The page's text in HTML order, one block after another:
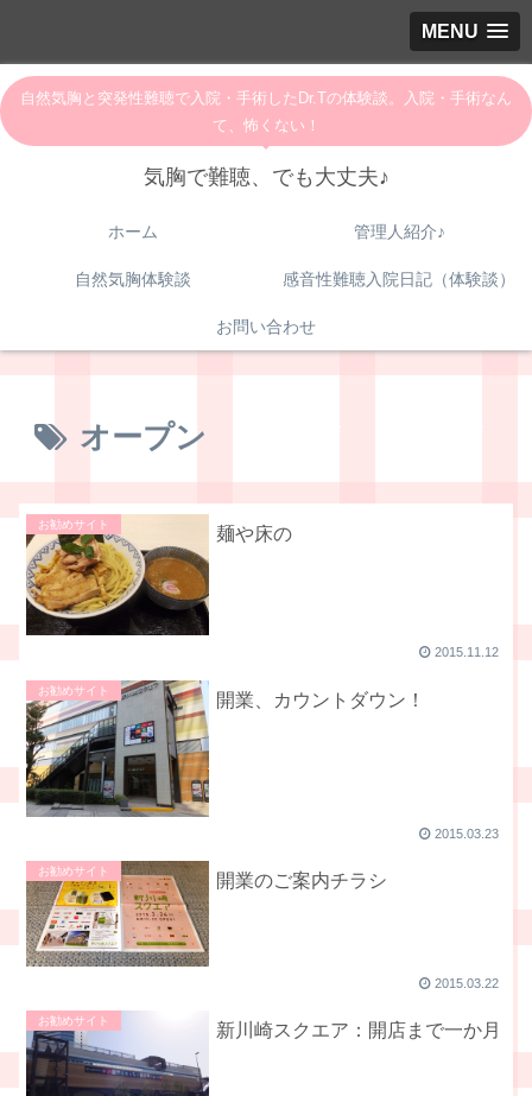
MENU
自然気胸と突発性難聴で入院・手術したDr.Tの体験談。入院・手術なん
て、怖くない！
気胸で難聴、でも大丈夫♪
ホーム 管理人紹介♪
自然気胸体験談 感音性難聴入院日記（体験談）
お問い合わせ
オープン
お勧めサイト 麺や床の
2015.11.12
お勧めサイト 開業、カウントダウン！
2015.03.23
お勧めサイト 開業のご案内チラシ
2015.03.22
お勧めサイト 新川崎スクエア：開店まで一か月